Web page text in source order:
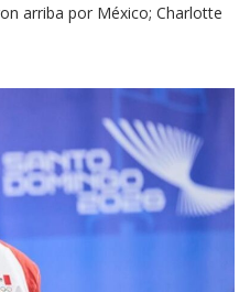
arriba por México; Charlotte